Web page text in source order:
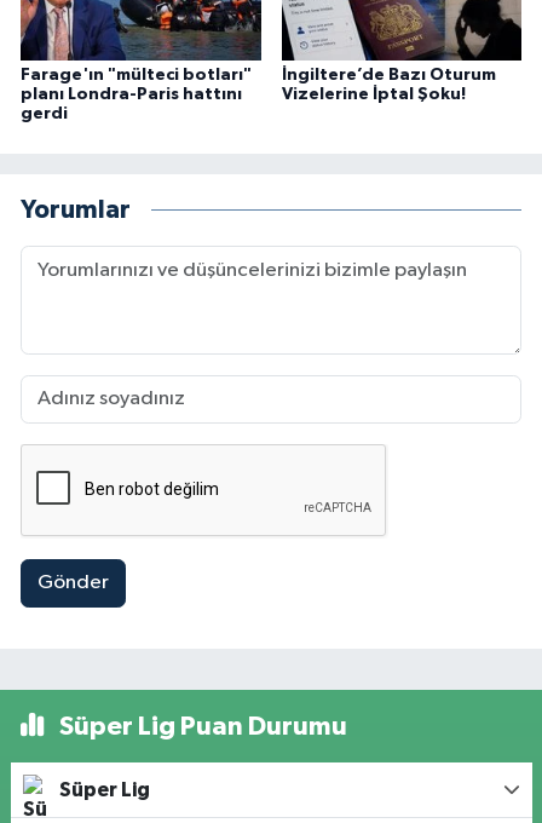
Farage'ın "mülteci botları"
planı Londra-Paris hattını
gerdi
İngiltere’de Bazı Oturum
Vizelerine İptal Şoku!
Yorumlar
Gönder
Süper Lig Puan Durumu
Süper Lig